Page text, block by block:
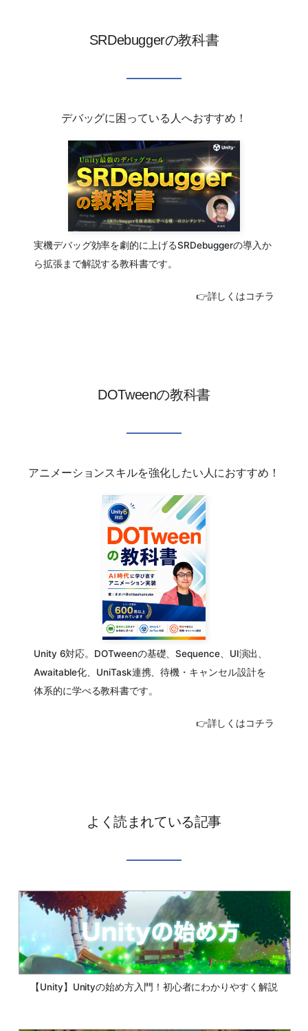
SRDebuggerの教科書
デバッグに困っている人へおすすめ！
実機デバッグ効率を劇的に上げるSRDebuggerの導入か
ら拡張まで解説する教科書です。
👉詳しくはコチラ
DOTweenの教科書
アニメーションスキルを強化したい人におすすめ！
Unity 6対応。DOTweenの基礎、Sequence、UI演出、
Awaitable化、UniTask連携、待機・キャンセル設計を
体系的に学べる教科書です。
👉詳しくはコチラ
よく読まれている記事
【Unity】Unityの始め方入門！初心者にわかりやすく解説